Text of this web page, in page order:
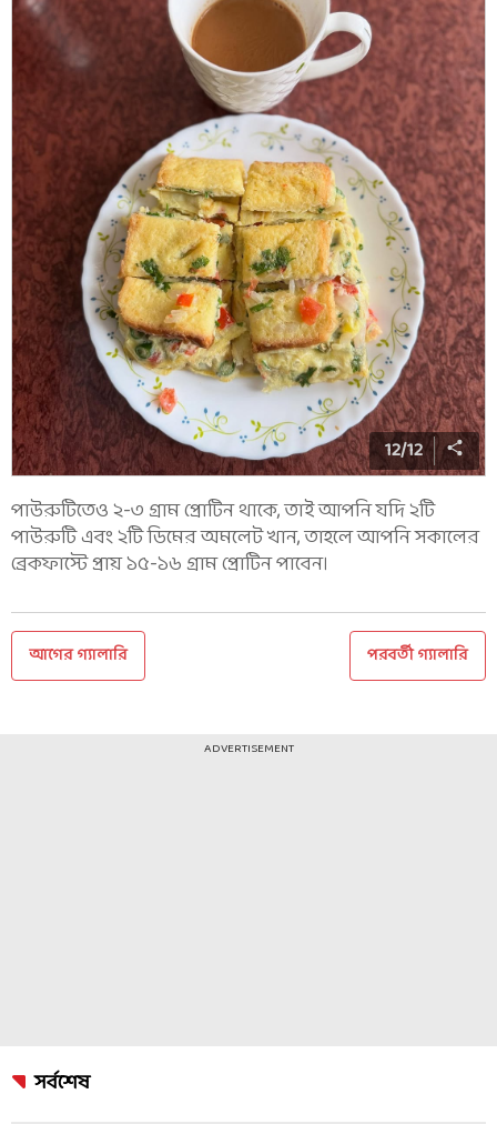
12/12
পাউরুটিতেও ২-৩ গ্রাম প্রোটিন থাকে, তাই আপনি যদি ২টি
পাউরুটি এবং ২টি ডিমের অমলেট খান, তাহলে আপনি সকালের
ব্রেকফাস্টে প্রায় ১৫-১৬ গ্রাম প্রোটিন পাবেন।
আগের গ্যালারি পরবর্তী গ্যালারি
ADVERTISEMENT
সর্বশেষ